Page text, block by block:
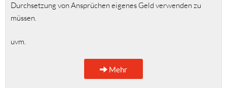
Durchsetzung von Ansprüchen eigenes Geld verwenden zu
müssen.
uvm.
Mehr